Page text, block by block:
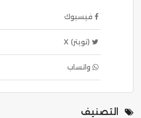
فيسبوك
(تويتر) X
واتساب
التصنيف